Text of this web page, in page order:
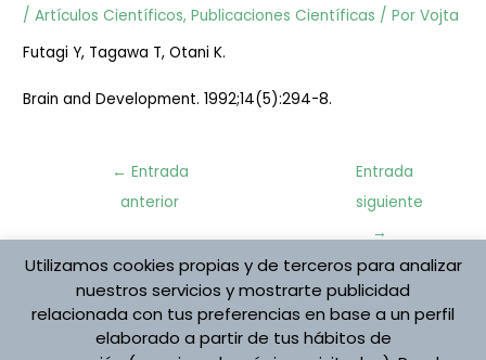
/Artículos Científicos,Publicaciones Científicas / PorVojta
Futagi Y, Tagawa T, Otani K.
Brain and Development. 1992;14(5):294-8.
Navegación
entradas
← Entrada
anterior
Entrada
siguiente
→
Protección de datos
Aviso Legal
Política de cookies
Utilizamos cookies propias y de terceros para analizar
nuestros servicios y mostrarte publicidad
relacionada con tus preferencias en base a un perfil
elaborado a partir de tus hábitos de